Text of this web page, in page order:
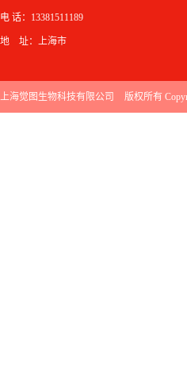
电 话：13381511189
地 址：上海市
上海觉图生物科技有限公司 版权所有